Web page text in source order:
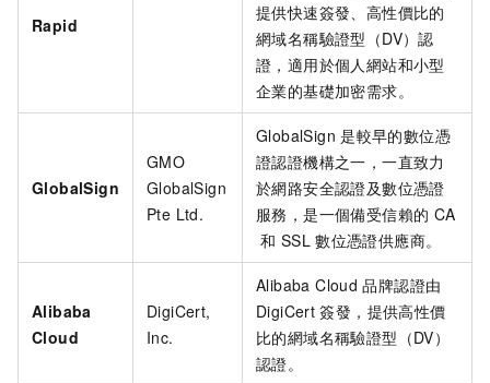
Rapid
提供快速簽發、高性價比的
網域名稱驗證型（DV）認
證，適用於個人網站和小型
企業的基礎加密需求。
GlobalSign
GMO
GlobalSign
Pte Ltd.
GlobalSign 是較早的數位憑
證認證機構之一，一直致力
於網路安全認證及數位憑證
服務，是一個備受信賴的 CA
和 SSL 數位憑證供應商。
Alibaba
Cloud
DigiCert,
Inc.
Alibaba Cloud 品牌認證由
DigiCert 簽發，提供高性價
比的網域名稱驗證型（DV）
認證。